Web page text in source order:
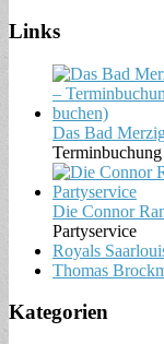
Links
Das Bad
Die Connor
Partyservice
Royals
Thomas
Kategorien